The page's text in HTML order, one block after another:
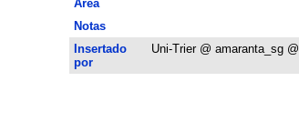
Área
Notas
Insertado
por
Uni-Trier @ amaranta_sg @